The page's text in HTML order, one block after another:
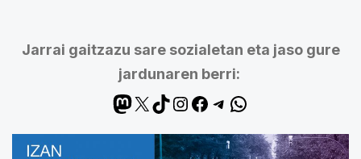
Jarrai gaitzazu sare sozialetan eta jaso gure
jardunaren berri: